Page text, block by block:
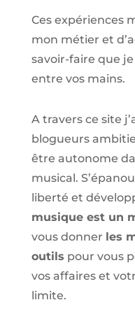
Ces expériences
mon métier et
savoir-faire que
entre vos mains.
A travers ce site
blogueurs
être autonome
musical.
liberté et
musique est un
vous donner les
outils pour vous
vos affaires et
limite.